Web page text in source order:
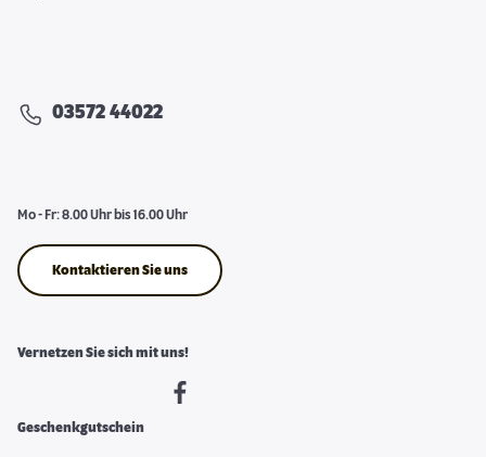
03572 44022
Mo - Fr: 8.00 Uhr bis 16.00 Uhr
Kontaktieren Sie uns
Vernetzen Sie sich mit uns!
Geschenkgutschein